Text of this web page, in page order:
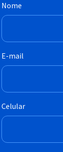
Nome
E-mail
Celular